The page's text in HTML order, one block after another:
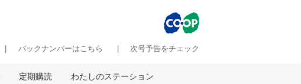
バックナンバーはこちら 次号予告をチェック
定期購読 わたしのステーション